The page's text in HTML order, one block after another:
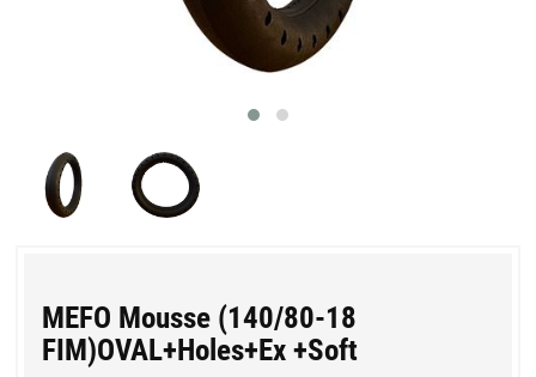
MEFO Mousse (140/80-18
FIM)OVAL+Holes+Ex +Soft